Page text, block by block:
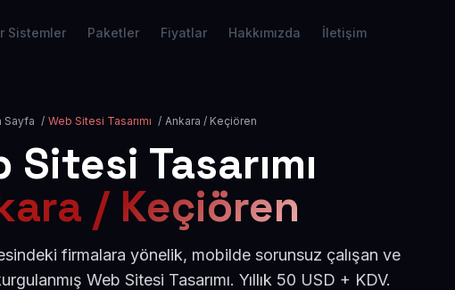
Sistemler Paketler Fiyatlar Hakkımızda İletişim
Sayfa / Web Sitesi Tasarımı / Ankara / Keçiören
Sitesi Tasarımı
/ Keçiören
firmalara yönelik, mobilde sorunsuz çalışan ve
Web Sitesi Tasarımı. Yıllık 50 USD + KDV.